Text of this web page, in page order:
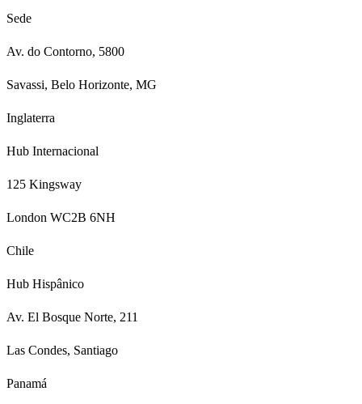
Sede
Av. do Contorno, 5800
Savassi, Belo Horizonte, MG
Inglaterra
Hub Internacional
125 Kingsway
London WC2B 6NH
Chile
Hub Hispânico
Av. El Bosque Norte, 211
Las Condes, Santiago
Panamá